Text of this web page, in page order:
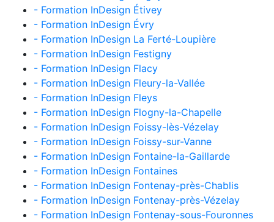
- Formation InDesign Étivey
- Formation InDesign Évry
- Formation InDesign La Ferté-Loupière
- Formation InDesign Festigny
- Formation InDesign Flacy
- Formation InDesign Fleury-la-Vallée
- Formation InDesign Fleys
- Formation InDesign Flogny-la-Chapelle
- Formation InDesign Foissy-lès-Vézelay
- Formation InDesign Foissy-sur-Vanne
- Formation InDesign Fontaine-la-Gaillarde
- Formation InDesign Fontaines
- Formation InDesign Fontenay-près-Chablis
- Formation InDesign Fontenay-près-Vézelay
- Formation InDesign Fontenay-sous-Fouronnes